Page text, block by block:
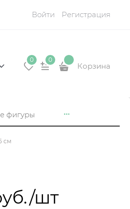
Войти Регистрация
0 0
Корзина
фигуры
см
шт